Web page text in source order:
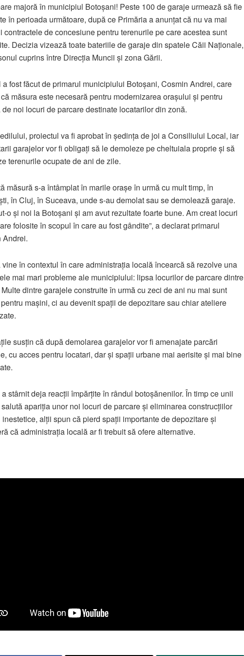
majoră în municipiul Botoșani! Peste 100 de garaje urmează să fie
în perioada următoare, după ce Primăria a anunțat că nu va mai
contractele de concesiune pentru terenurile pe care acestea sunt
Decizia vizează toate bateriile de garaje din spatele Căii Naționale,
cuprins între Direcția Muncii și zona Gării.
a fost făcut de primarul municipiului Botoșani, Cosmin Andrei, care
măsura este necesară pentru modernizarea orașului și pentru
noi locuri de parcare destinate locatarilor din zonă.
proiectul va fi aprobat în ședința de joi a Consiliului Local, iar
garajelor vor fi obligați să le demoleze pe cheltuiala proprie și să
terenurile ocupate de ani de zile.
măsură s-a întâmplat în marile orașe în urmă cu mult timp, în
în Cluj, în Suceava, unde s-au demolat sau se demolează garaje.
o și noi la Botoșani și am avut rezultate foarte bune. Am creat locuri
folosite în scopul în care au fost gândite”, a declarat primarul
Andrei.
în contextul în care administrația locală încearcă să rezolve una
mai mari probleme ale municipiului: lipsa locurilor de parcare dintre
dintre garajele construite în urmă cu zeci de ani nu mai sunt
mașini, ci au devenit spații de depozitare sau chiar ateliere
susțin că după demolarea garajelor vor fi amenajate parcări
cu acces pentru locatari, dar și spații urbane mai aerisite și mai bine
stârnit deja reacții împărțite în rândul botoșănenilor. În timp ce unii
apariția unor noi locuri de parcare și eliminarea construcțiilor
alții spun că pierd spații importante de depozitare și
că administrația locală ar fi trebuit să ofere alternative.